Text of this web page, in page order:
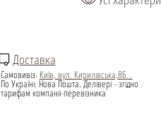
Доставка
Самовивіз: Київ, вул. Кирилівська,86...
По Україні: Нова Пошта, Делівері - згідно
тарифам компаніі-перевізника